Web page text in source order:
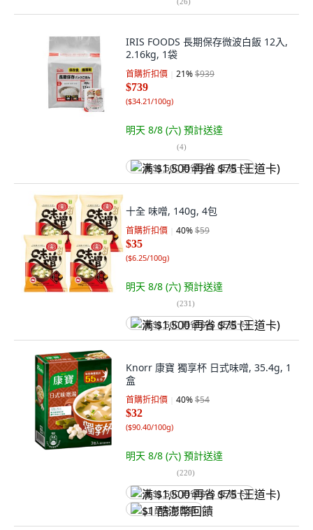
IRIS FOODS 長期保存微波白飯 12入,
2.16kg, 1袋
首購折扣價 21%$939
$739
($34.21/100g)
明天 8/8 (六) 預計送達
(4)
满 $1,500 再省 $75 (王道卡)
十全 味噌, 140g, 4包
首購折扣價 40%$59
$35
($6.25/100g)
明天 8/8 (六) 預計送達
(231)
满 $1,500 再省 $75 (王道卡)
Knorr 康寶 獨享杯 日式味噌, 35.4g, 1
盒
首購折扣價 40%$54
$32
($90.40/100g)
明天 8/8 (六) 預計送達
(220)
满 $1,500 再省 $75 (王道卡)
$1 酷澎幣回饋